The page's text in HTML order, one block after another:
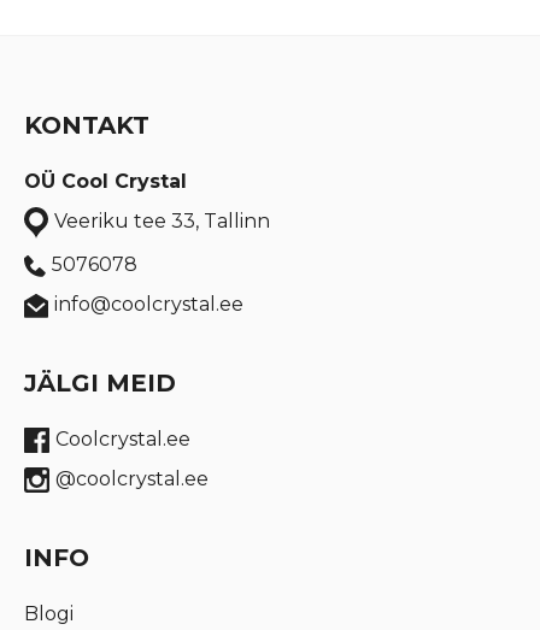
KONTAKT
OÜ Cool Crystal
Veeriku tee 33, Tallinn
5076078
info@coolcrystal.ee
JÄLGI MEID
Coolcrystal.ee
@coolcrystal.ee
INFO
Blogi